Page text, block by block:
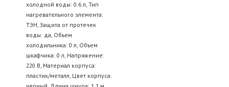
холодной воды: 0.6 л, Тип
нагревательного элемента:
ТЭН, Защита от протечек
воды: да, Объем
холодильника: 0 л, Объем
шкафчика: 0 л, Напряжение:
220 В, Материал корпуса:
пластик/металл, Цвет корпуса: